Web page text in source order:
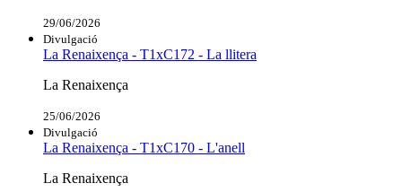
29/06/2026
Divulgació
La Renaixença - T1xC172 - La llitera
La Renaixença
25/06/2026
Divulgació
La Renaixença - T1xC170 - L'anell
La Renaixença